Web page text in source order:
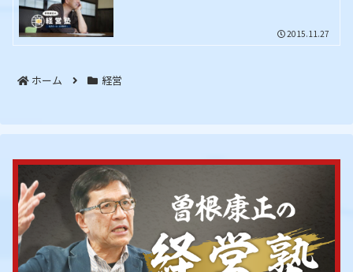
2015.11.27
ホーム 経営